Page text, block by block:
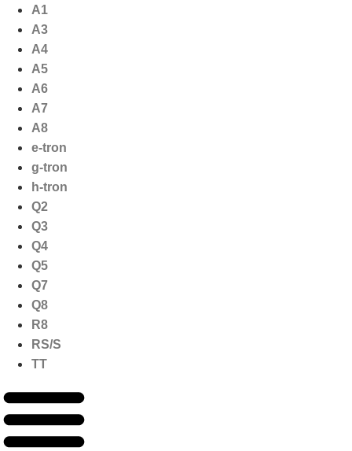
naar
inhoud
A1
A3
A4
A5
A6
A7
A8
e-tron
g-tron
h-tron
Q2
Q3
Q4
Q5
Q7
Q8
R8
RS/S
TT